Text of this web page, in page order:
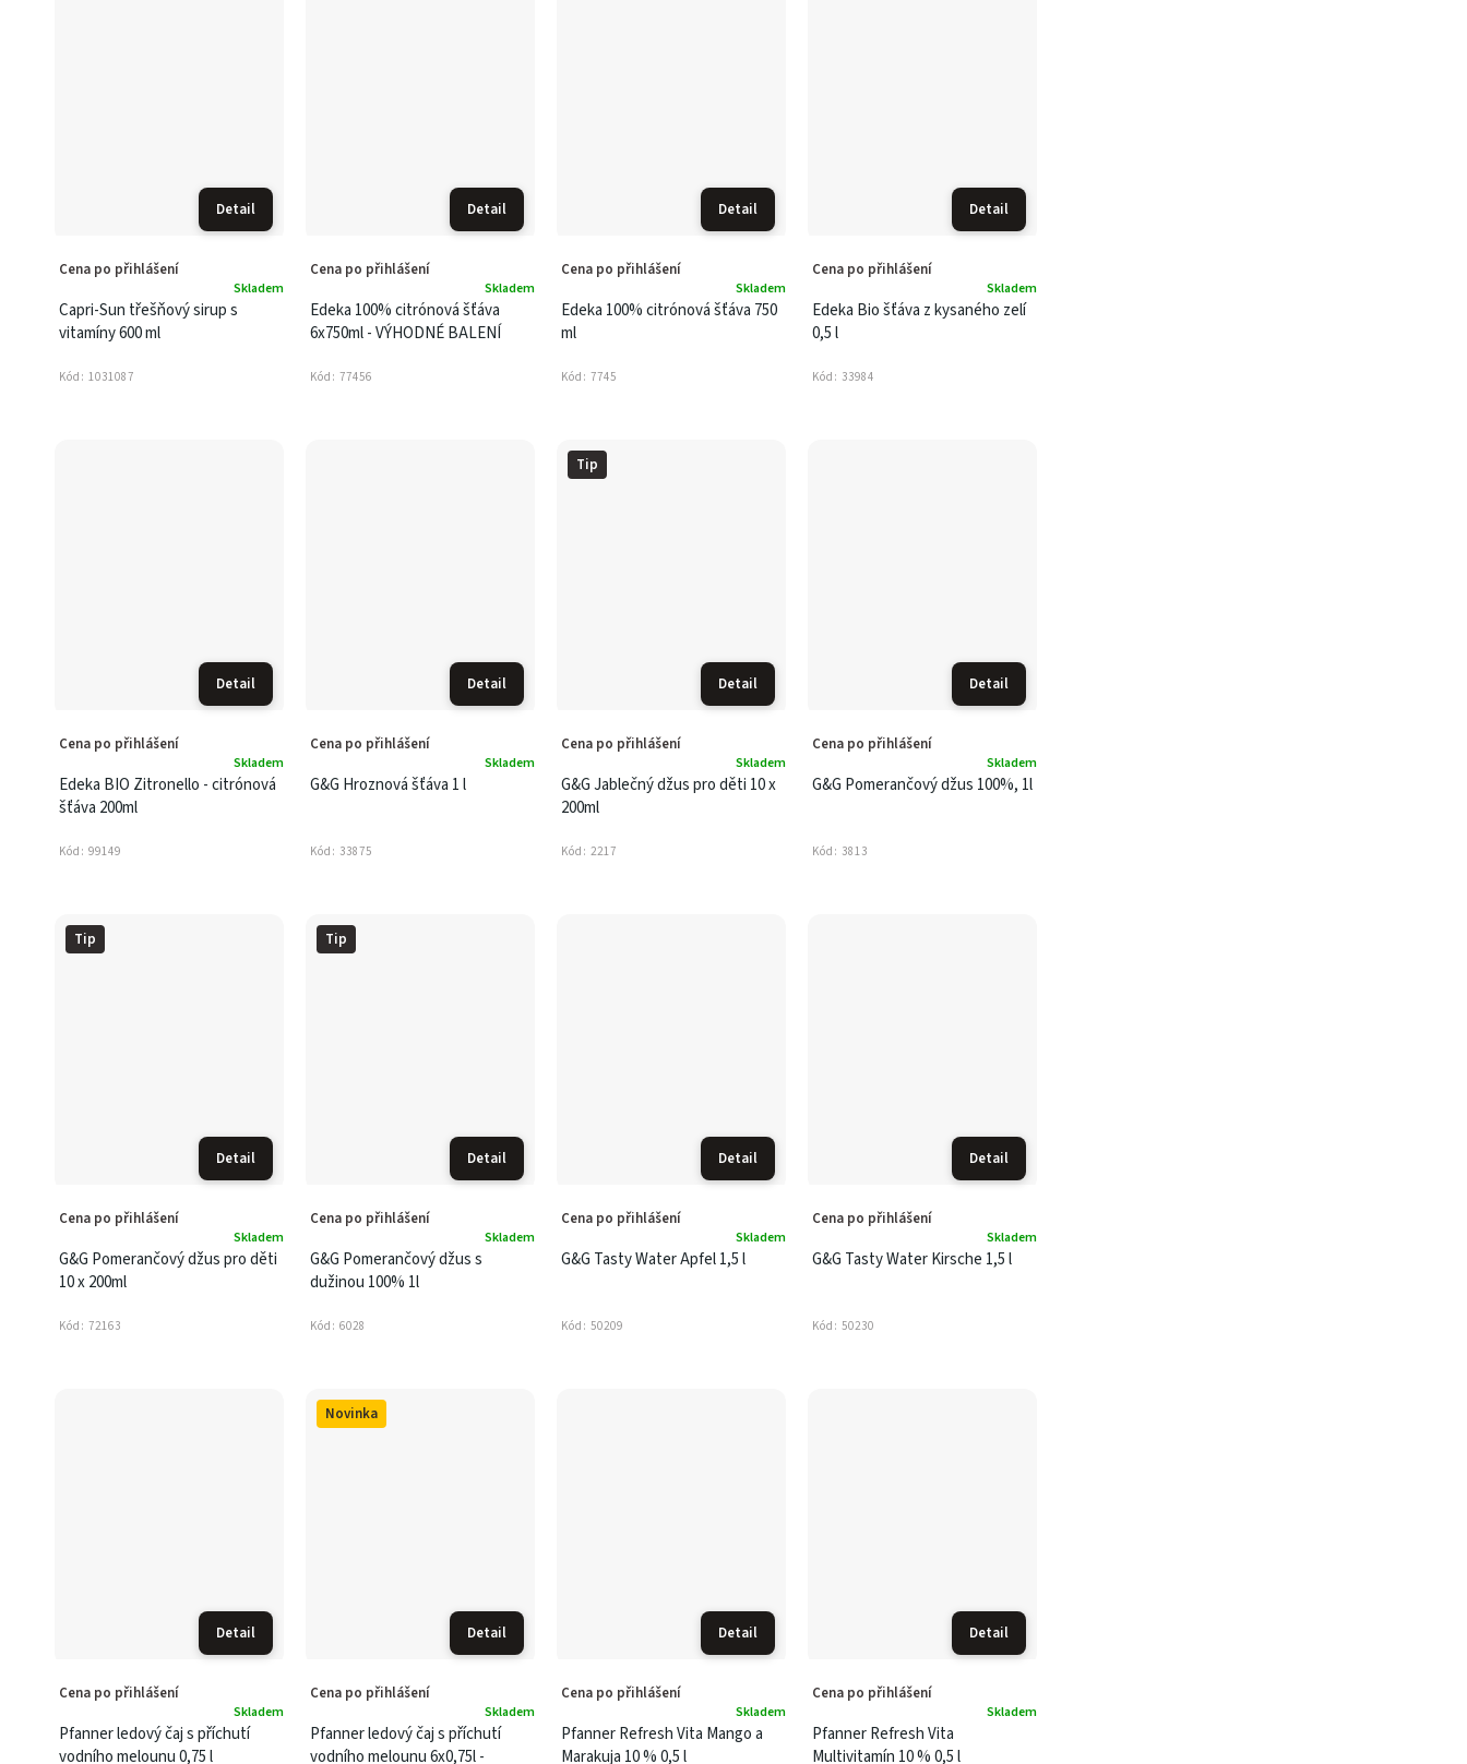
Detail
Capri-Sun třešňový sirup s
vitamíny 600 ml
Skladem
Cena po přihlášení
Kód: 1031087
Detail
Edeka 100% citrónová šťáva
6x750ml - VÝHODNÉ BALENÍ
Skladem
Cena po přihlášení
Kód: 77456
Detail
Edeka 100% citrónová šťáva 750
ml
Skladem
Cena po přihlášení
Kód: 7745
Detail
Edeka Bio šťáva z kysaného zelí
0,5 l
Skladem
Cena po přihlášení
Kód: 33984
Detail
Edeka BIO Zitronello - citrónová
šťáva 200ml
Skladem
Cena po přihlášení
Kód: 99149
Detail
G&G Hroznová šťáva 1 l
Skladem
Cena po přihlášení
Kód: 33875
Tip
Detail
G&G Jablečný džus pro děti 10 x
200ml
Skladem
Cena po přihlášení
Kód: 2217
Detail
G&G Pomerančový džus 100%, 1l
Skladem
Cena po přihlášení
Kód: 3813
Tip
Detail
G&G Pomerančový džus pro děti
10 x 200ml
Skladem
Cena po přihlášení
Kód: 72163
Tip
Detail
G&G Pomerančový džus s
dužinou 100% 1l
Skladem
Cena po přihlášení
Kód: 6028
Detail
G&G Tasty Water Apfel 1,5 l
Skladem
Cena po přihlášení
Kód: 50209
Detail
G&G Tasty Water Kirsche 1,5 l
Skladem
Cena po přihlášení
Kód: 50230
Detail
Pfanner ledový čaj s příchutí
vodního melounu 0,75 l
Skladem
Cena po přihlášení
Novinka
Detail
Pfanner ledový čaj s příchutí
vodního melounu 6x0,75l -
Skladem
Cena po přihlášení
Detail
Pfanner Refresh Vita Mango a
Marakuja 10 % 0,5 l
Skladem
Cena po přihlášení
Detail
Pfanner Refresh Vita
Multivitamín 10 % 0,5 l
Skladem
Cena po přihlášení